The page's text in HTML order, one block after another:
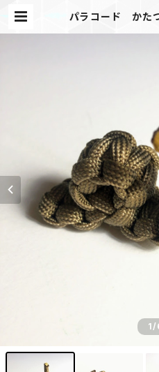
パラコード かた
1/